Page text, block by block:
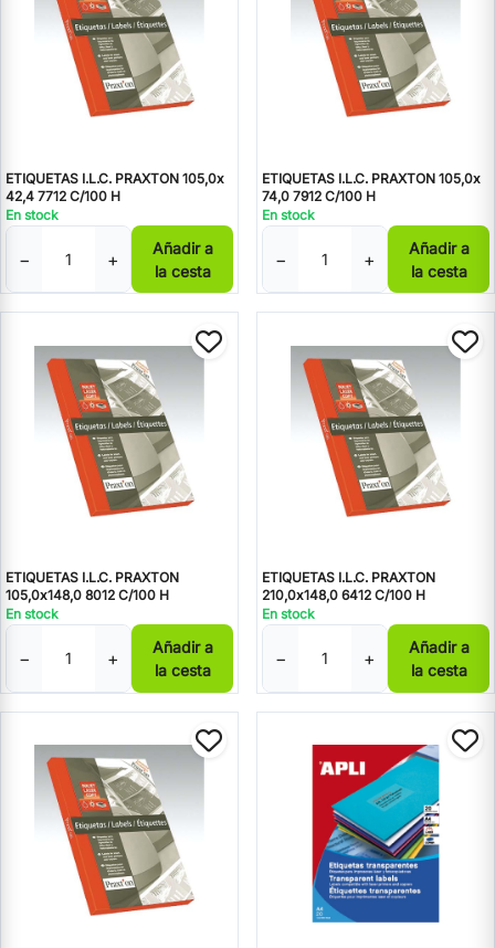
ETIQUETAS I.L.C. PRAXTON 105,0x
42,4 7712 C/100 H
En stock
− +
Añadir a
la cesta
ETIQUETAS I.L.C. PRAXTON 105,0x
74,0 7912 C/100 H
En stock
− +
Añadir a
la cesta
ETIQUETAS I.L.C. PRAXTON
105,0x148,0 8012 C/100 H
En stock
− +
Añadir a
la cesta
ETIQUETAS I.L.C. PRAXTON
210,0x148,0 6412 C/100 H
En stock
− +
Añadir a
la cesta